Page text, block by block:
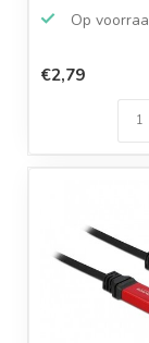
Op
€2,79